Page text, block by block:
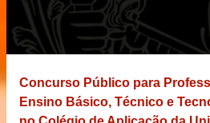
Concurso Público para
Ensino Básico, Técnico e